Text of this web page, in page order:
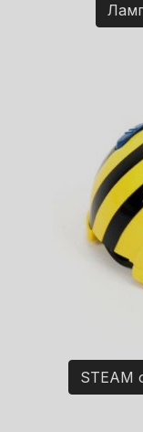
STEAM